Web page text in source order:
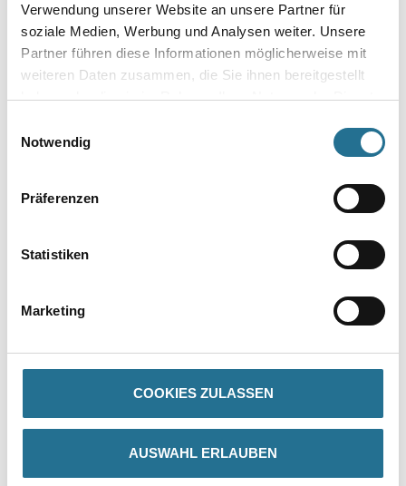
Verwendung unserer Website an unsere Partner für
soziale Medien, Werbung und Analysen weiter. Unsere
Partner führen diese Informationen möglicherweise mit
weiteren Daten zusammen, die Sie ihnen bereitgestellt
haben oder die sie im Rahmen Ihrer Nutzung der Dienste
Notwendig
Präferenzen
Statistiken
Marketing
COOKIES ZULASSEN
AUSWAHL ERLAUBEN
Umrechnungsfaktoren
GEFAHRENHINWEISE
DATENBLÄTTER
SPEZIFIKATIONEN